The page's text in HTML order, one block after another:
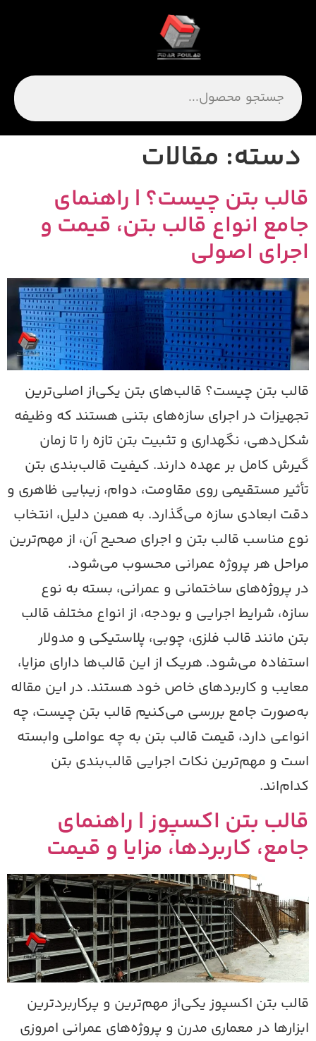
دسته:مقالات
بتن چیست؟ | راهنمای
انواع قالب بتن، قیمت و
اصولی
بتن چیست؟ قالب‌های بتن یکی‌از اصلی‌ترین
در اجرای سازه‌های بتنی هستند که وظیفه
نگهداری و تثبیت بتن تازه را تا زمان
کامل بر عهده دارند. کیفیت قالب‌بندی بتن
مستقیمی روی مقاومت، دوام، زیبایی ظاهری و
ابعادی سازه می‌گذارد. به همین دلیل، انتخاب
مناسب قالب بتن و اجرای صحیح آن، از مهم‌ترین
هر پروژه عمرانی محسوب می‌شود.
پروژه‌های ساختمانی و عمرانی، بسته به نوع
شرایط اجرایی و بودجه، از انواع مختلف قالب
مانند قالب فلزی، چوبی، پلاستیکی و مدولار
می‌شود. هریک از این قالب‌ها دارای مزایا،
و کاربردهای خاص خود هستند. در این مقاله
جامع بررسی می‌کنیم قالب بتن چیست، چه
دارد، قیمت قالب بتن به چه عواملی وابسته
و مهم‌ترین نکات اجرایی قالب‌بندی بتن
بتن اکسپوز | راهنمای
کاربردها، مزایا و قیمت
بتن اکسپوز یکی‌از مهم‌ترین و پرکاربردترین
در معماری مدرن و پروژه‌های عمرانی امروزی